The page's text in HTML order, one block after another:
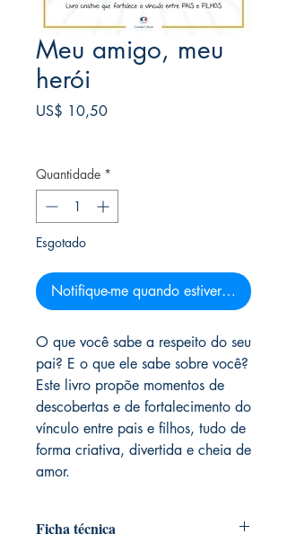
Meu amigo, meu
herói
US$ 10,50Preço
Quantidade *
Esgotado
Notifique-me quando estiver disponível
O que você sabe a respeito do seu
pai? E o que ele sabe sobre você?
Este livro propõe momentos de
descobertas e de fortalecimento do
vínculo entre pais e filhos, tudo de
forma criativa, divertida e cheia de
amor.
Ficha técnica